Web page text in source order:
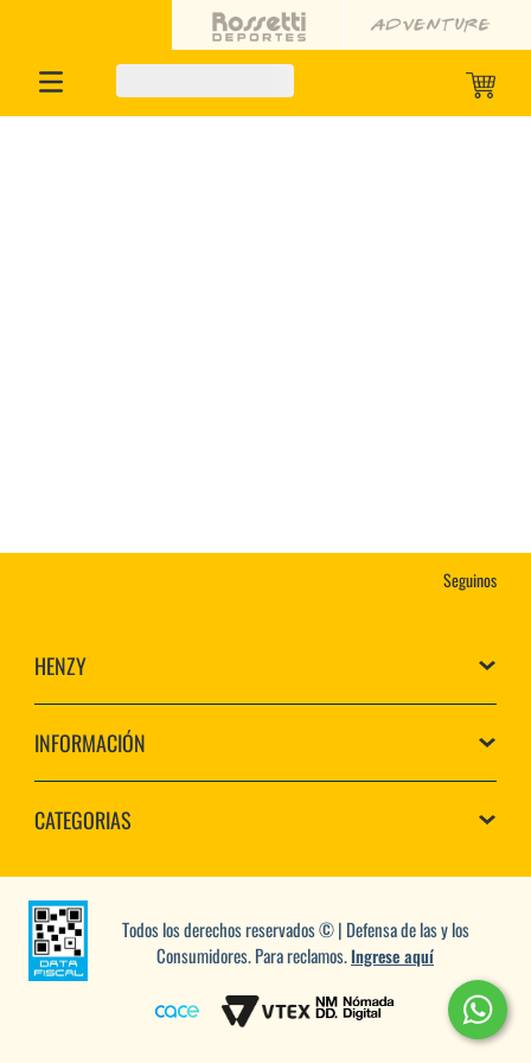
Seguinos
HENZY
INFORMACIÓN
CATEGORIAS
Todos los derechos reservados © | Defensa de las y los
Consumidores. Para reclamos.Ingrese aquí